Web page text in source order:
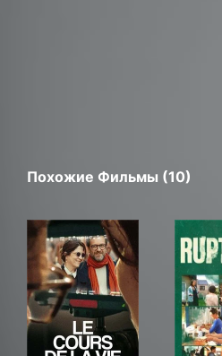
Похожие Фильмы (10)